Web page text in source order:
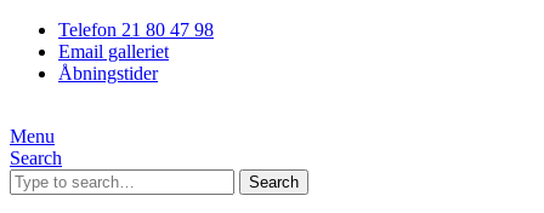
Telefon 21 80 47 98
Email galleriet
Åbningstider
Menu
Search
Search